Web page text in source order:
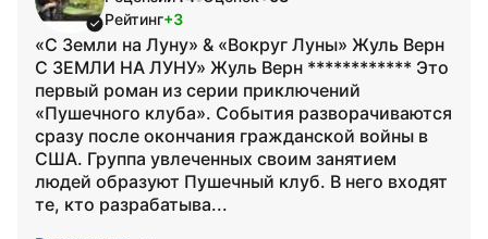
Рейтинг+3
«С Земли на Луну» & «Вокруг Луны» Жуль Верн
С ЗЕМЛИ НА ЛУНУ» Жуль Верн ************ Это
первый роман из серии приключений
«Пушечного клуба». События разворачиваются
сразу после окончания гражданской войны в
США. Группа увлеченных своим занятием
людей образуют Пушечный клуб. В него входят
те, кто разрабатыва...